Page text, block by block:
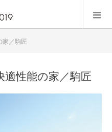
家／駒匠
適性能の家／駒匠